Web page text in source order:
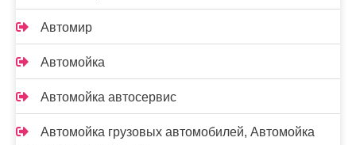
Автомир
Автомойка
Автомойка автосервис
Автомойка грузовых автомобилей, Автомойка